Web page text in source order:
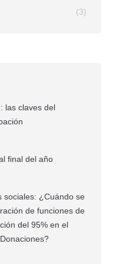
(3)
las claves del
final del año
sociales: ¿Cuándo se
de funciones de
del 95% en el